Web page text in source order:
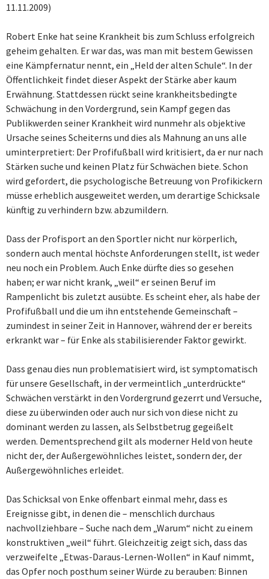
11.11.2009)
Robert Enke hat seine Krankheit bis zum Schluss erfolgreich
geheim gehalten. Er war das, was man mit bestem Gewissen
eine Kämpfernatur nennt, ein „Held der alten Schule“. In der
Öffentlichkeit findet dieser Aspekt der Stärke aber kaum
Erwähnung. Stattdessen rückt seine krankheitsbedingte
Schwächung in den Vordergrund, sein Kampf gegen das
Publikwerden seiner Krankheit wird nunmehr als objektive
Ursache seines Scheiterns und dies als Mahnung an uns alle
uminterpretiert: Der Profifußball wird kritisiert, da er nur nach
Stärken suche und keinen Platz für Schwächen biete. Schon
wird gefordert, die psychologische Betreuung von Profikickern
müsse erheblich ausgeweitet werden, um derartige Schicksale
künftig zu verhindern bzw. abzumildern.
Dass der Profisport an den Sportler nicht nur körperlich,
sondern auch mental höchste Anforderungen stellt, ist weder
neu noch ein Problem. Auch Enke dürfte dies so gesehen
haben; er war nicht krank, „weil“ er seinen Beruf im
Rampenlicht bis zuletzt ausübte. Es scheint eher, als habe der
Profifußball und die um ihn entstehende Gemeinschaft –
zumindest in seiner Zeit in Hannover, während der er bereits
erkrankt war – für Enke als stabilisierender Faktor gewirkt.
Dass genau dies nun problematisiert wird, ist symptomatisch
für unsere Gesellschaft, in der vermeintlich „unterdrückte“
Schwächen verstärkt in den Vordergrund gezerrt und Versuche,
diese zu überwinden oder auch nur sich von diese nicht zu
dominant werden zu lassen, als Selbstbetrug gegeißelt
werden. Dementsprechend gilt als moderner Held von heute
nicht der, der Außergewöhnliches leistet, sondern der, der
Außergewöhnliches erleidet.
Das Schicksal von Enke offenbart einmal mehr, dass es
Ereignisse gibt, in denen die – menschlich durchaus
nachvollziehbare – Suche nach dem „Warum“ nicht zu einem
konstruktiven „weil“ führt. Gleichzeitig zeigt sich, dass das
verzweifelte „Etwas-Daraus-Lernen-Wollen“ in Kauf nimmt,
das Opfer noch posthum seiner Würde zu berauben: Binnen